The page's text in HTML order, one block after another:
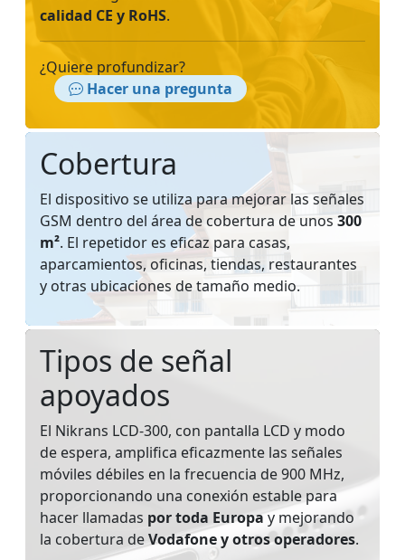
calidad CE y RoHS.
¿Quiere profundizar?
Hacer una pregunta
Cobertura
El dispositivo se utiliza para mejorar las señales
GSM dentro del área de cobertura de unos300
m². El repetidor es eficaz para casas,
aparcamientos, oficinas, tiendas, restaurantes
y otras ubicaciones de tamaño medio.
Tipos de señal
apoyados
El Nikrans LCD-300, con pantalla LCD y modo
de espera, amplifica eficazmente las señales
móviles débiles en la frecuencia de 900 MHz,
proporcionando una conexión estable para
hacer llamadas por toda Europay mejorando
la cobertura deVodafone y otros operadores.